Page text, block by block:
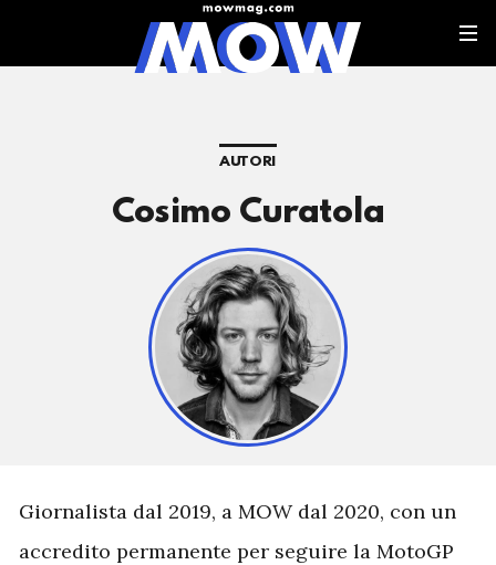
AUTORI
Cosimo Curatola
Giornalista dal 2019, a MOW dal 2020, con un
accredito permanente per seguire la MotoGP